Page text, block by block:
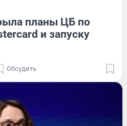
планы ЦБ по
и запуску
Обсудить